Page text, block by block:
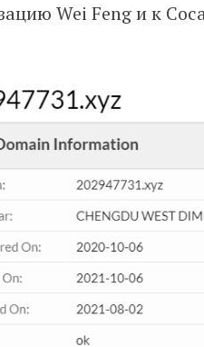
Wei Feng и к